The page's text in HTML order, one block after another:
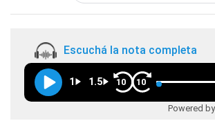
Escuchá la nota completa
1 1.5 10 10
Powered